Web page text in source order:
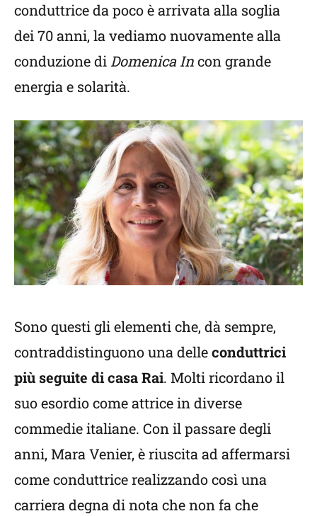
conduttrice da poco è arrivata alla soglia
dei 70 anni, la vediamo nuovamente alla
conduzione di Domenica Incon grande
energia e solarità.
Sono questi gli elementi che, dà sempre,
contraddistinguono una delleconduttrici
più seguite di casa Rai. Molti ricordano il
suo esordio come attrice in diverse
commedie italiane. Con il passare degli
anni, Mara Venier, è riuscita ad affermarsi
come conduttrice realizzando così una
carriera degna di nota che non fa che